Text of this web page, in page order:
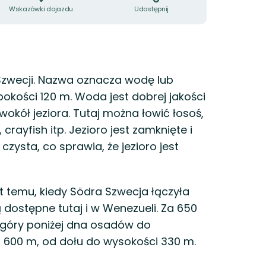
Wskazówki dojazdu Udostępnij
Nazwa oznacza wodę lub
120 m. Woda jest dobrej jakości
jeziora. Tutaj można łowić łosoś,
itp. Jezioro jest zamknięte i
co sprawia, że jezioro jest
kiedy Södra Szwecja łączyła
tutaj i w Wenezueli. Za 650
poniżej dna osadów do
m, od dołu do wysokości 330 m.